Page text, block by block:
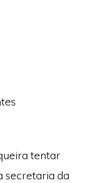
tentar
secretaria da